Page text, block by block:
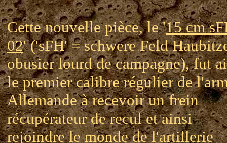
Cette nouvelle pièce, le '15 cm
02' ('sFH' = schwere Feld
obusier lourd de campagne), fut
le premier calibre régulier de
Allemande à recevoir un frein
récupérateur de recul et ainsi
rejoindre le monde de l'artillerie